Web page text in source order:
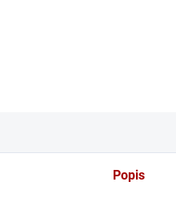
Popis